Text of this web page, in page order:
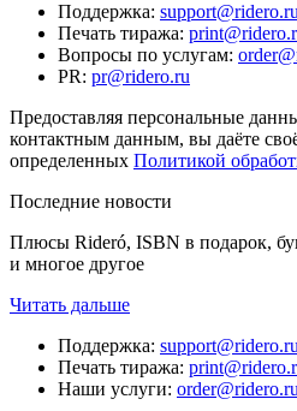
Поддержка: support@ridero.ru
Печать тиража:
Вопросы по услугам:
PR: pr@ridero.ru
Предоставляя персональные
контактным данным, вы даёте
определенных Политикой
Последние новости
Плюсы Rideró, ISBN в подарок,
и многое другое
Читать дальше
Поддержка: support@ridero.ru
Печать тиража:
Наши услуги: order@ridero.ru